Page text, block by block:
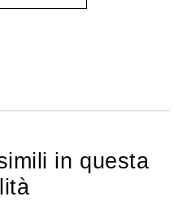
in questa